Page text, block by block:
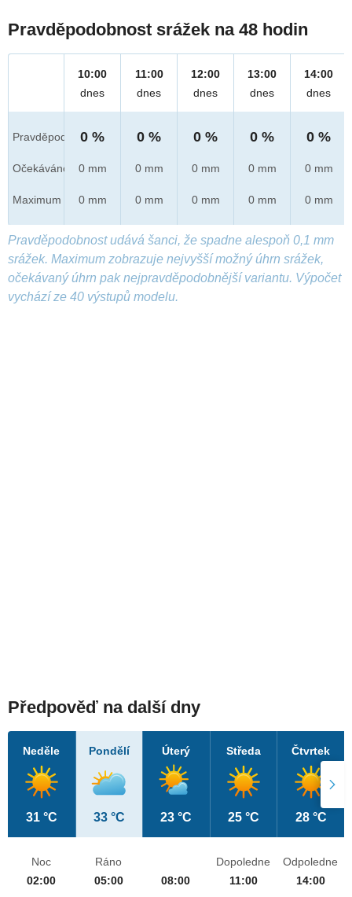
Pravděpodobnost srážek na 48 hodin
Pravděpod.
Očekáváno
Maximum
10:00
dnes
0 %
0 mm
0 mm
11:00
dnes
0 %
0 mm
0 mm
12:00
dnes
0 %
0 mm
0 mm
13:00
dnes
0 %
0 mm
0 mm
14:00
dnes
0 %
0 mm
0 mm
Pravděpodobnost udává šanci, že spadne alespoň 0,1 mm
srážek. Maximum zobrazuje nejvyšší možný úhrn srážek,
očekávaný úhrn pak nejpravděpodobnější variantu. Výpočet
vychází ze 40 výstupů modelu.
Předpověď na další dny
Neděle
31 °C
Pondělí
33 °C
Úterý
23 °C
Středa
25 °C
Čtvrtek
28 °C
Noc
02:00
Ráno
05:00
08:00
Dopoledne
11:00
Odpoledne
14:00